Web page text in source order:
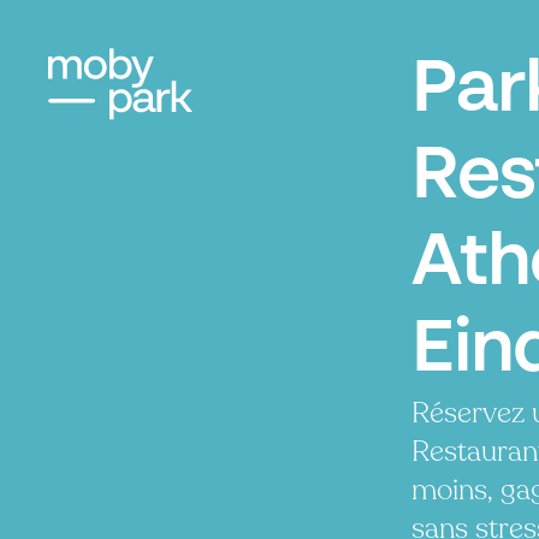
moins,
sans